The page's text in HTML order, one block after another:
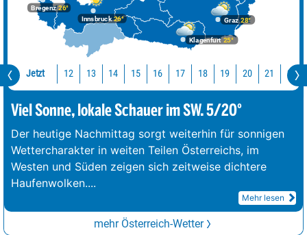
Bregenz26°
Graz28°
Innsbruck26°
Klagenfurt 25°
Jetzt 12 13 14 15 16 17 18 19 20 21 22
Viel Sonne, lokale Schauer im SW. 5/20°
Der heutige Nachmittag sorgt weiterhin für sonnigen
Wettercharakter in weiten Teilen Österreichs, im
Westen und Süden zeigen sich zeitweise dichtere
Haufenwolken....
Mehr lesen
mehr Österreich-Wetter